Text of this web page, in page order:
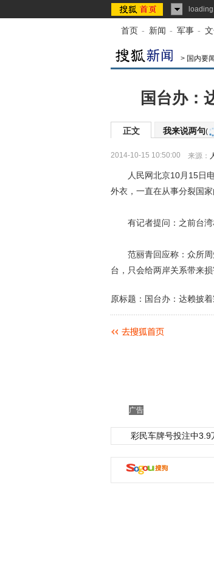
首页 - 新闻 - 军事 -
> 国内要
国台办：
正文 我来说两句(
2014-10-15 10:50:00 来源：
人民网北京10月15日电
外衣，一直在从事分裂国家
有记者提问：之前台湾
范丽青回应称：众所周
台，只会给两岸关系带来
原标题：国台办：达赖披
广告
彩民车牌号投注中3.9